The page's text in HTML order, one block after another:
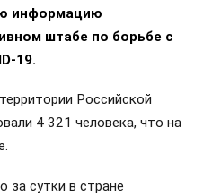
информацию
штабе по борьбе с
19.
Российской
4 321 человека, что на
за сутки в стране